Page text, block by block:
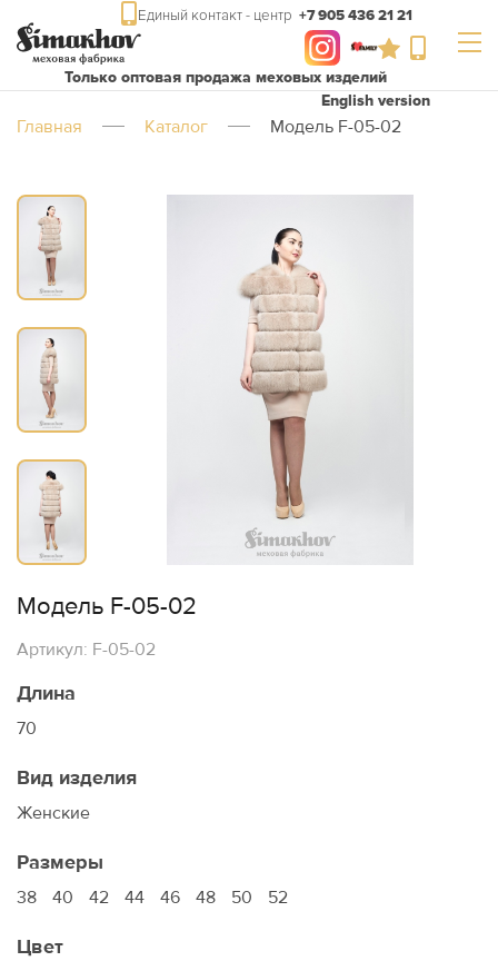
Единый контакт - центр +7 905 436 21 21
Только оптовая продажа меховых изделий
English version
Главная Каталог Модель F-05-02
Модель F-05-02
Артикул: F-05-02
Длина
70
Вид изделия
Женские
Размеры
38 40 42 44 46 48 50 52
Цвет